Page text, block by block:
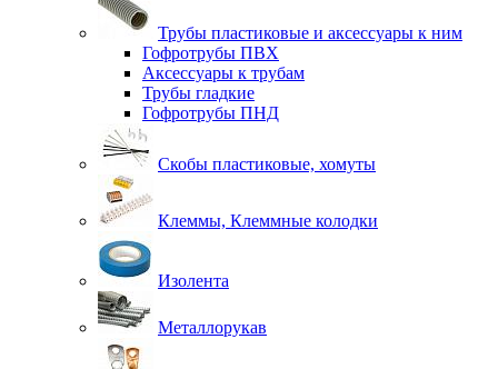
Трубы пластиковые и аксессуары к ним
Гофротрубы ПВХ
Аксессуары к трубам
Трубы гладкие
Гофротрубы ПНД
Скобы пластиковые, хомуты
Клеммы, Клеммные колодки
Изолента
Металлорукав